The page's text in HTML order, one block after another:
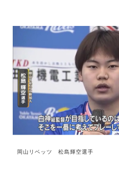
岡山リベッツ 松島輝空選手